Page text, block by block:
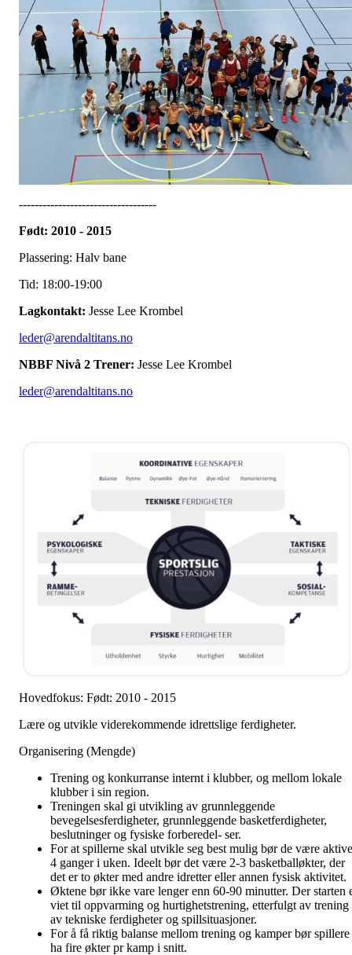
-----------------------------------
Født: 2010 - 2015
Plassering: Halv bane
Tid: 18:00-19:00
Lagkontakt: Jesse Lee Krombel
leder@arendaltitans.no
NBBF Nivå 2 Trener: Jesse Lee Krombel
leder@arendaltitans.no
Hovedfokus: Født: 2010 - 2015
Lære og utvikle viderekommende idrettslige ferdigheter.
Organisering (Mengde)
Trening og konkurranse internt i klubber, og mellom lokale
klubber i sin region.
Treningen skal gi utvikling av grunnleggende
bevegelsesferdigheter, grunnleggende basketferdigheter,
beslutninger og fysiske forberedel- ser.
For at spillerne skal utvikle seg best mulig bør de være aktive
4 ganger i uken. Ideelt bør det være 2-3 basketballøkter, der
det er to økter med andre idretter eller annen fysisk aktivitet.
Øktene bør ikke vare lenger enn 60-90 minutter. Der starten
viet til oppvarming og hurtighetstrening, etterfulgt av trening
av tekniske ferdigheter og spillsituasjoner.
For å få riktig balanse mellom trening og kamper bør spillere
ha fire økter pr kamp i snitt.